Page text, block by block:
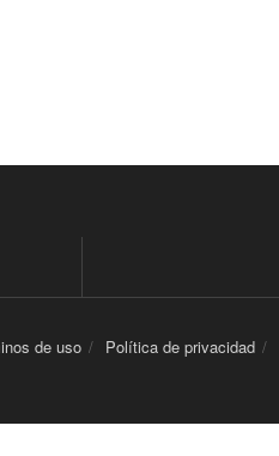
de uso Política de privacidad